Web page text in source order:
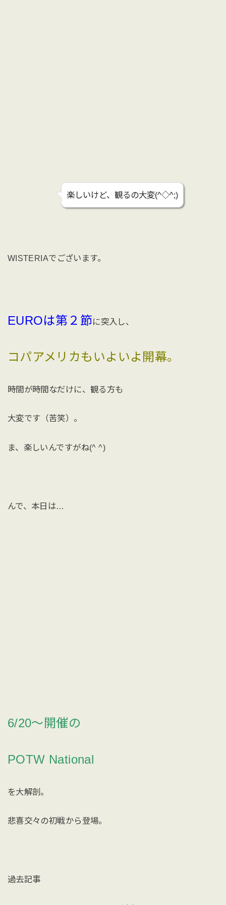
楽しいけど、観るの大変(^◇^;)
WISTERIAでございます。
EUROは第２節に突入し、
コパアメリカもいよいよ開幕。
時間が時間なだけに、観る方も
大変です（苦笑）。
ま、楽しいんですがね(^ ^)
んで、本日は…
6/20〜開催の
POTW National
を大解剖。
悲喜交々の初戦から登場。
過去記事